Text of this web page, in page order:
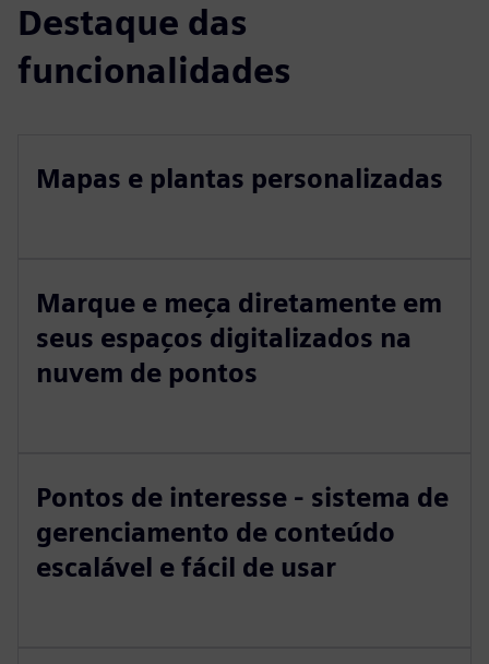
Destaque das
funcionalidades
Mapas e plantas personalizadas
Marque e meça diretamente em
seus espaços digitalizados na
nuvem de pontos
Pontos de interesse - sistema de
gerenciamento de conteúdo
escalável e fácil de usar